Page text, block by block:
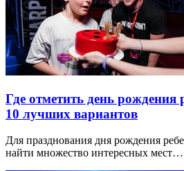
Где отметить день
10 лучших вариантов
Для празднования дня рождения
найти множество интересных мест…